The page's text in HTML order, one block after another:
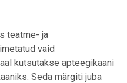
teatme- ja
vaid
kutsutakse apteegikaani
Seda märgiti juba